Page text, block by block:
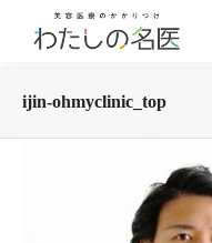
ijin-ohmyclinic_top